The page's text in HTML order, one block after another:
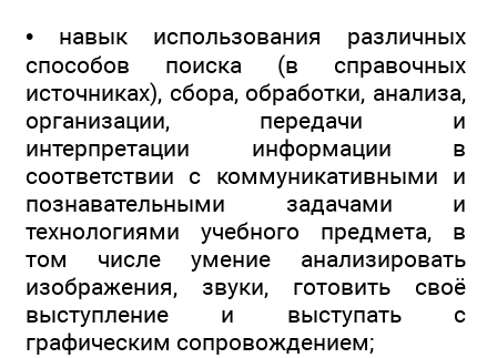
• навык использования различных
способов поиска (в справочных
источниках), сбора, обработки, анализа,
организации, передачи и
интерпретации информации в
соответствии с коммуникативными и
познавательными задачами и
технологиями учебного предмета, в
том числе умение анализировать
изображения, звуки, готовить своё
выступление и выступать с
графическим сопровождением;